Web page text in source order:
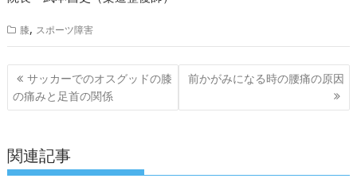
膝, スポーツ障害
投
稿
ナ
ゲ
ー
サッカーでのオスグッドの膝
の痛みと足首の関係
前かがみになる時の腰痛の原因
関連記事